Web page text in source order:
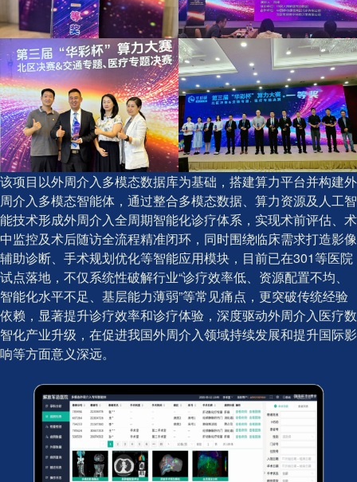
该项目以外周介入多模态数据库为基础，搭建算力平台并构建外
周介入多模态智能体，通过整合多模态数据、算力资源及人工智
能技术形成外周介入全周期智能化诊疗体系，实现术前评估、术
中监控及术后随访全流程精准闭环，同时围绕临床需求打造影像
辅助诊断、手术规划优化等智能应用模块，目前已在301等医院
试点落地，不仅系统性破解行业“诊疗效率低、资源配置不均、
智能化水平不足、基层能力薄弱”等常见痛点，更突破传统经验
依赖，显著提升诊疗效率和诊疗体验，深度驱动外周介入医疗数
智化产业升级，在促进我国外周介入领域持续发展和提升国际影
响等方面意义深远。